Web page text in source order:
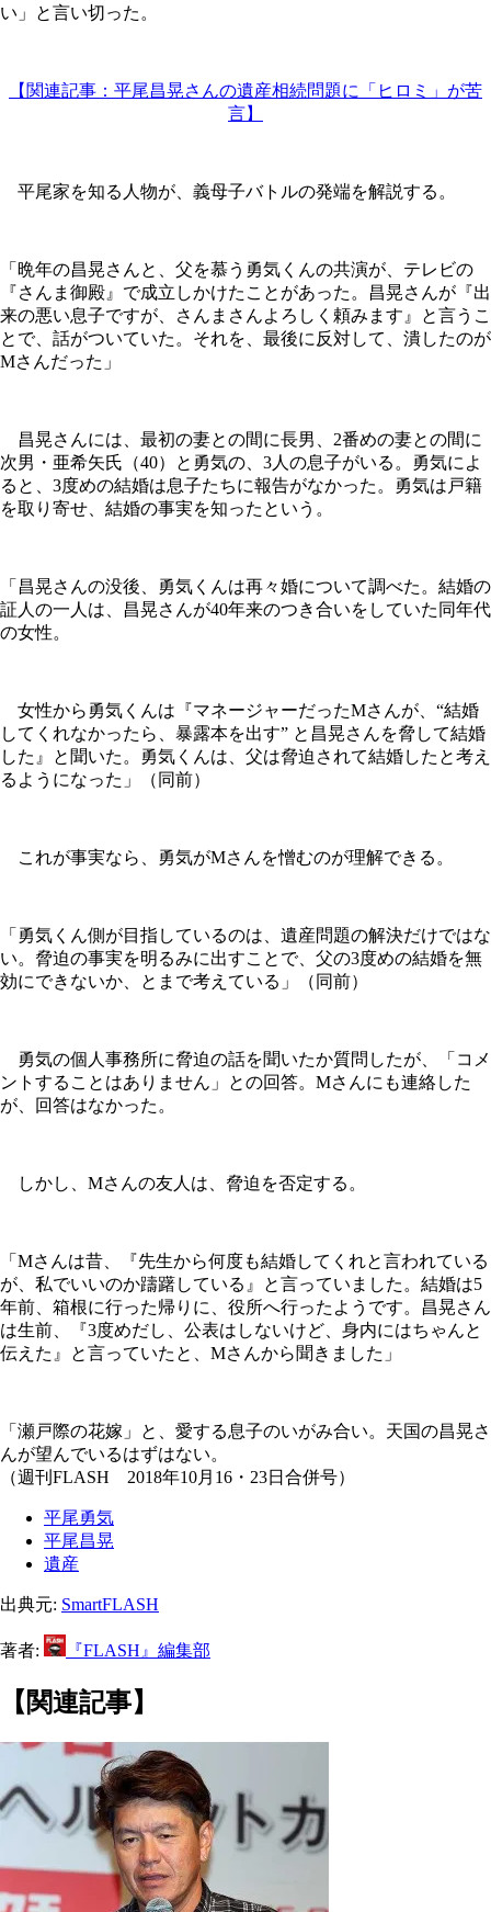
い」と言い切った。
【関連記事：平尾昌晃さんの遺産相続問題に「ヒロミ」が苦
言】
平尾家を知る人物が、義母子バトルの発端を解説する。
「晩年の昌晃さんと、父を慕う勇気くんの共演が、テレビの
『さんま御殿』で成立しかけたことがあった。昌晃さんが『出
来の悪い息子ですが、さんまさんよろしく頼みます』と言うこ
とで、話がついていた。それを、最後に反対して、潰したのが
Mさんだった」
昌晃さんには、最初の妻との間に長男、2番めの妻との間に
次男・亜希矢氏（40）と勇気の、3人の息子がいる。勇気によ
ると、3度めの結婚は息子たちに報告がなかった。勇気は戸籍
を取り寄せ、結婚の事実を知ったという。
「昌晃さんの没後、勇気くんは再々婚について調べた。結婚の
証人の一人は、昌晃さんが40年来のつき合いをしていた同年代
の女性。
女性から勇気くんは『マネージャーだったMさんが、“結婚
してくれなかったら、暴露本を出す” と昌晃さんを脅して結婚
した』と聞いた。勇気くんは、父は脅迫されて結婚したと考え
るようになった」（同前）
これが事実なら、勇気がMさんを憎むのが理解できる。
「勇気くん側が目指しているのは、遺産問題の解決だけではな
い。脅迫の事実を明るみに出すことで、父の3度めの結婚を無
効にできないか、とまで考えている」（同前）
勇気の個人事務所に脅迫の話を聞いたか質問したが、「コメ
ントすることはありません」との回答。Mさんにも連絡した
が、回答はなかった。
しかし、Mさんの友人は、脅迫を否定する。
「Mさんは昔、『先生から何度も結婚してくれと言われている
が、私でいいのか躊躇している』と言っていました。結婚は5
年前、箱根に行った帰りに、役所へ行ったようです。昌晃さん
は生前、『3度めだし、公表はしないけど、身内にはちゃんと
伝えた』と言っていたと、Mさんから聞きました」
「瀬戸際の花嫁」と、愛する息子のいがみ合い。天国の昌晃さ
んが望んでいるはずはない。
（週刊FLASH 2018年10月16・23日合併号）
平尾勇気
平尾昌晃
遺産
出典元: SmartFLASH
著者: 『FLASH』編集部
【関連記事】